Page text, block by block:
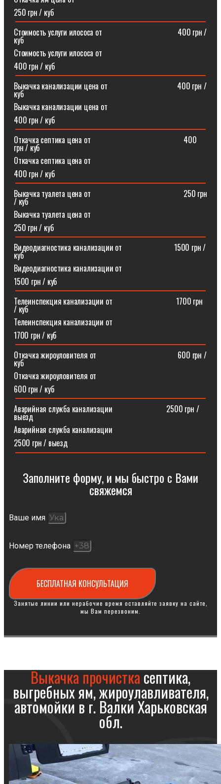
250 грн / куб
Стоимость услуги илососа от⠀⠀⠀⠀⠀⠀⠀⠀⠀⠀⠀⠀⠀400 грн /
куб
Стоимость услуги илососа от
400 грн / куб
Выкачка канализации цена от⠀⠀⠀⠀⠀⠀⠀⠀⠀⠀⠀⠀400 грн /
куб
Выкачка канализации цена от
400 грн / куб
Откачка септика цена от⠀⠀⠀⠀⠀⠀⠀⠀⠀⠀⠀⠀⠀⠀⠀⠀400
грн / куб
Откачка септика цена от
400 грн / куб
Выкачка туалета цена от⠀⠀⠀⠀⠀⠀⠀⠀⠀⠀⠀⠀⠀⠀⠀⠀250 грн
/ куб
Выкачка туалета цена от
250 грн / куб
Видеодиагностика канализации от⠀⠀⠀⠀⠀⠀⠀⠀⠀1500 грн /
куб
Видеодиагностика канализации от
1500 грн / куб
Телеинспекция канализации от⠀⠀⠀⠀⠀⠀⠀⠀⠀⠀⠀1700 грн
/ куб
Телеинспекция канализации от
1700 грн / куб
Откачка жироуловителя от⠀⠀⠀⠀⠀⠀⠀⠀⠀⠀⠀⠀⠀⠀600 грн /
куб
Откачка жироуловителя от
600 грн / куб
Аварийная служба канализации ⠀⠀⠀⠀⠀⠀⠀⠀⠀2500 грн /
выезд
Аварийная служба канализации
2500 грн / выезд
Заполните форму, и мы быстро с Вами
свяжемся​
Ваше имя
Номер телефона
БЕСПЛАТНАЯ КОНСУЛЬТАЦИЯ
Занятые линии или нерабочие время оставляйте заявку на сайте,
мы Вам перезвоним.
Выкачка прочисткасептика,
выгребных ям, жироулавливателя,
автомойки в г. Валки Харьковская
обл.